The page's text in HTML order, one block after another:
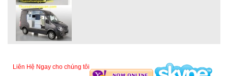
Liên Hệ Ngay cho chúng tôi